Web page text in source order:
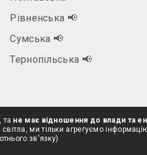
Рівненська 📢
Сумська 📢
Тернопільська 📢
та не має відношення до влади та
ми тільки агрегуємо
зв'язку)